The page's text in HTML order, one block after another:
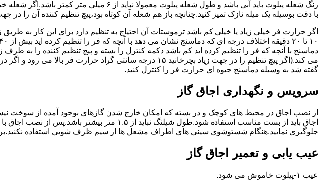
رنگ شعله پیلوت باید آبی باشد و طول شعله
با دقت بوسیله یک میله نازک تمیز کنید.چنانچه باز هم شعله آن کوتاه بود،پیچ تنظیم کننده آن
گفته شد به وسیله دماسنج جیوه ای حرارت فر را کنترل کنید.
سرویس و نگهداری اجاق گاز
از نصب اجاق در محیط های کوچک و در بسته که امکان خارج شدن گازهای بوجود آمده از سوخت
اجاق باید از بست مناسب استفاده شود.طول شیلنگ
جلوگیری نمایید.هنگام شستوشوی سینی های اطراف مشعل ها از سیم ظرف شویی استفاده
عیب یابی و تعمیر اجاق گاز
عیب ۱-پیلوت خاموش می شود.